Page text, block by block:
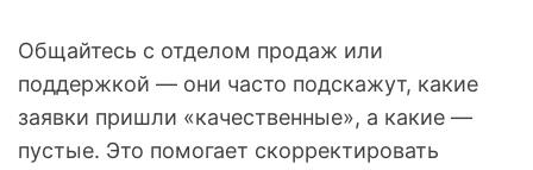
Общайтесь с отделом продаж или
поддержкой — они часто подскажут, какие
заявки пришли «качественные», а какие —
пустые. Это помогает скорректировать